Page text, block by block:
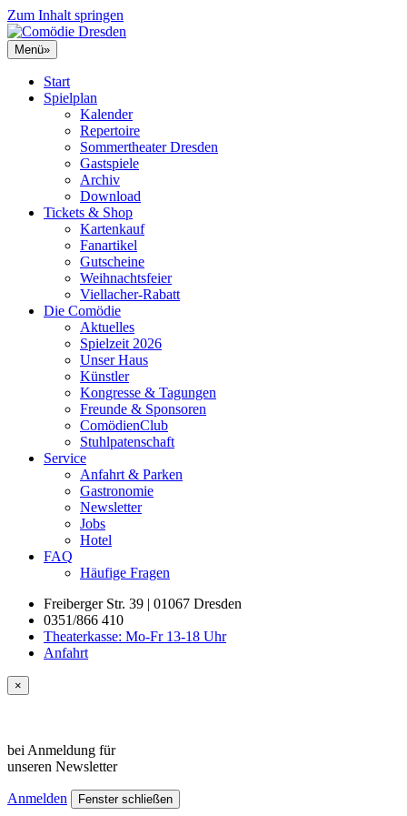
Zum Inhalt springen
Menü»
Start
Spielplan
Kalender
Repertoire
Sommertheater Dresden
Gastspiele
Archiv
Download
Tickets & Shop
Kartenkauf
Fanartikel
Gutscheine
Weihnachtsfeier
Viellacher-Rabatt
Die Comödie
Aktuelles
Spielzeit 2026
Unser Haus
Künstler
Kongresse & Tagungen
Freunde & Sponsoren
ComödienClub
Stuhlpatenschaft
Service
Anfahrt & Parken
Gastronomie
Newsletter
Jobs
Hotel
FAQ
Häufige Fragen
Freiberger Str. 39 | 01067 Dresden
0351/866 410
Theaterkasse: Mo-Fr 13-18 Uhr
Anfahrt
×
bei Anmeldung für
unseren Newsletter
Anmelden Fenster schließen